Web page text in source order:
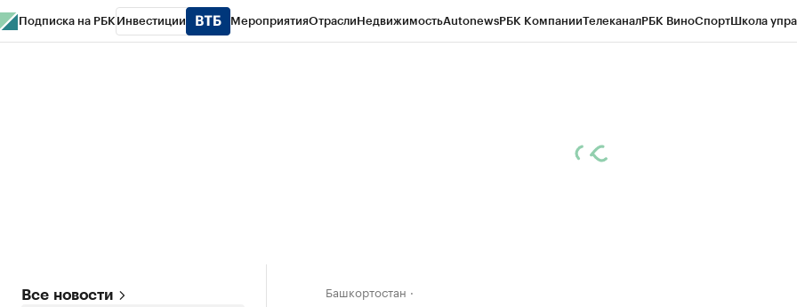
Подписка на РБК Инвестиции МероприятияОтраслиНедвижимостьAutonewsРБК КомпанииТелеканалРБК ВиноСпортШкола
Все новости Башкортостан